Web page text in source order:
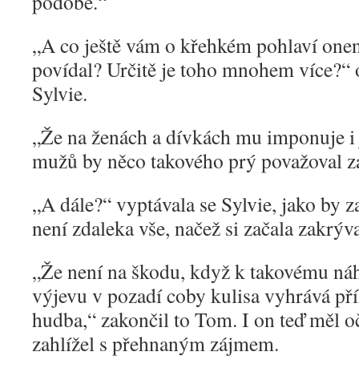
„A co ještě vám o křehkém pohlaví
povídal? Určitě je toho mnohem více?“
Sylvie.
„Že na ženách a dívkách mu imponuje
mužů by něco takového prý považoval
„A dále?“ vyptávala se Sylvie, jako by
není zdaleka vše, načež si začala
„Že není na škodu, když k takovému
výjevu v pozadí coby kulisa vyhrává
hudba,“ zakončil to Tom. I on teď měl
zahlížel s přehnaným zájmem.